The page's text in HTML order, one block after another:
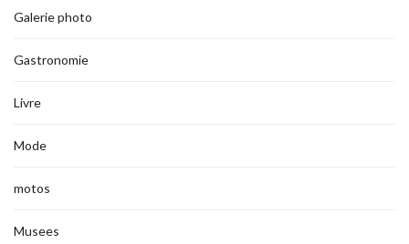
Galerie photo
Gastronomie
Livre
Mode
motos
Musees